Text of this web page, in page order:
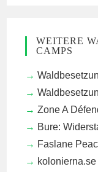
WEITERE
CAMPS
Zone A
Bure:
Faslane
kolonierna.se